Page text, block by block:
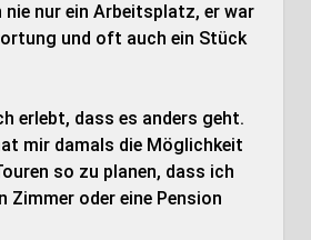
nur ein Arbeitsplatz, er war
und oft auch ein Stück
erlebt, dass es anders geht.
mir damals die Möglichkeit
so zu planen, dass ich
Zimmer oder eine Pension